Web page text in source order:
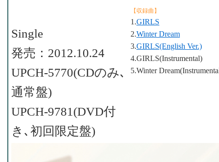
【収録曲】
1.GIRLS
2.Winter Dream
3.GIRLS(English Ver.)
4.GIRLS(Instrumental)
5.Winter
Single
発売：2012.10.24
UPCH-5770(CDのみ､
通常盤)
UPCH-9781(DVD付
き､初回限定盤)